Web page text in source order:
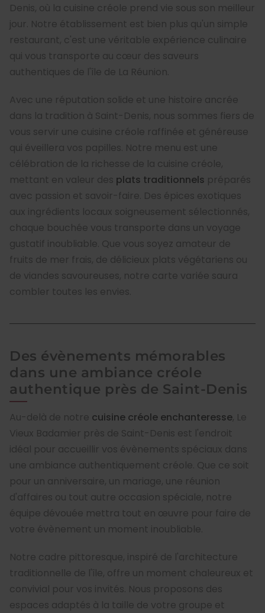
Denis, où la cuisine créole prend vie sous son meilleur
jour. Notre établissement est bien plus qu'un simple
restaurant, c'est une véritable expérience culinaire
qui vous transporte au cœur des saveurs
authentiques de l'île de La Réunion.
Avec une réputation solide et une histoire ancrée
dans la tradition à Saint-Denis, nous sommes fiers de
vous servir une cuisine créole raffinée et généreuse
qui éveillera vos papilles. Notre menu est une
célébration de la richesse de la cuisine créole,
mettant en valeur des plats traditionnels préparés
avec passion et savoir-faire. Des épices exotiques
aux ingrédients locaux soigneusement sélectionnés,
chaque bouchée vous transporte dans un voyage
gustatif inoubliable. Que vous soyez amateur de
fruits de mer frais, de délicieux plats végétariens ou
de viandes savoureuses, notre carte variée saura
combler toutes les envies.
Des évènements mémorables
dans une ambiance créole
authentique près de Saint-Denis
Au-delà de notre cuisine créole enchanteresse, Le
Vieux Badamier près de Saint-Denis est l'endroit
idéal pour accueillir vos évènements spéciaux dans
une ambiance authentiquement créole. Que ce soit
pour un anniversaire, un mariage, une réunion
d'affaires ou tout autre occasion spéciale, notre
équipe dévouée mettra tout en œuvre pour faire de
votre évènement un moment inoubliable.
Notre cadre pittoresque, inspiré de l'architecture
traditionnelle de l'île, offre un moment chaleureux et
convivial pour vos invités. Nous proposons des
espaces adaptés à la taille de votre groupe et